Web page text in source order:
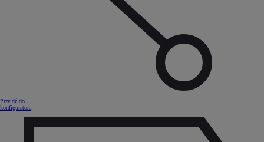
Przejdź do
konfiguratora